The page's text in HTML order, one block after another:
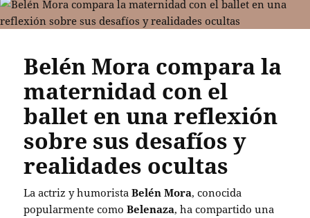
Belén Mora compara la
maternidad con el
ballet en una reflexión
sobre sus desafíos y
realidades ocultas
La actriz y humoristaBelén Mora, conocida
popularmente comoBelenaza, ha compartido una